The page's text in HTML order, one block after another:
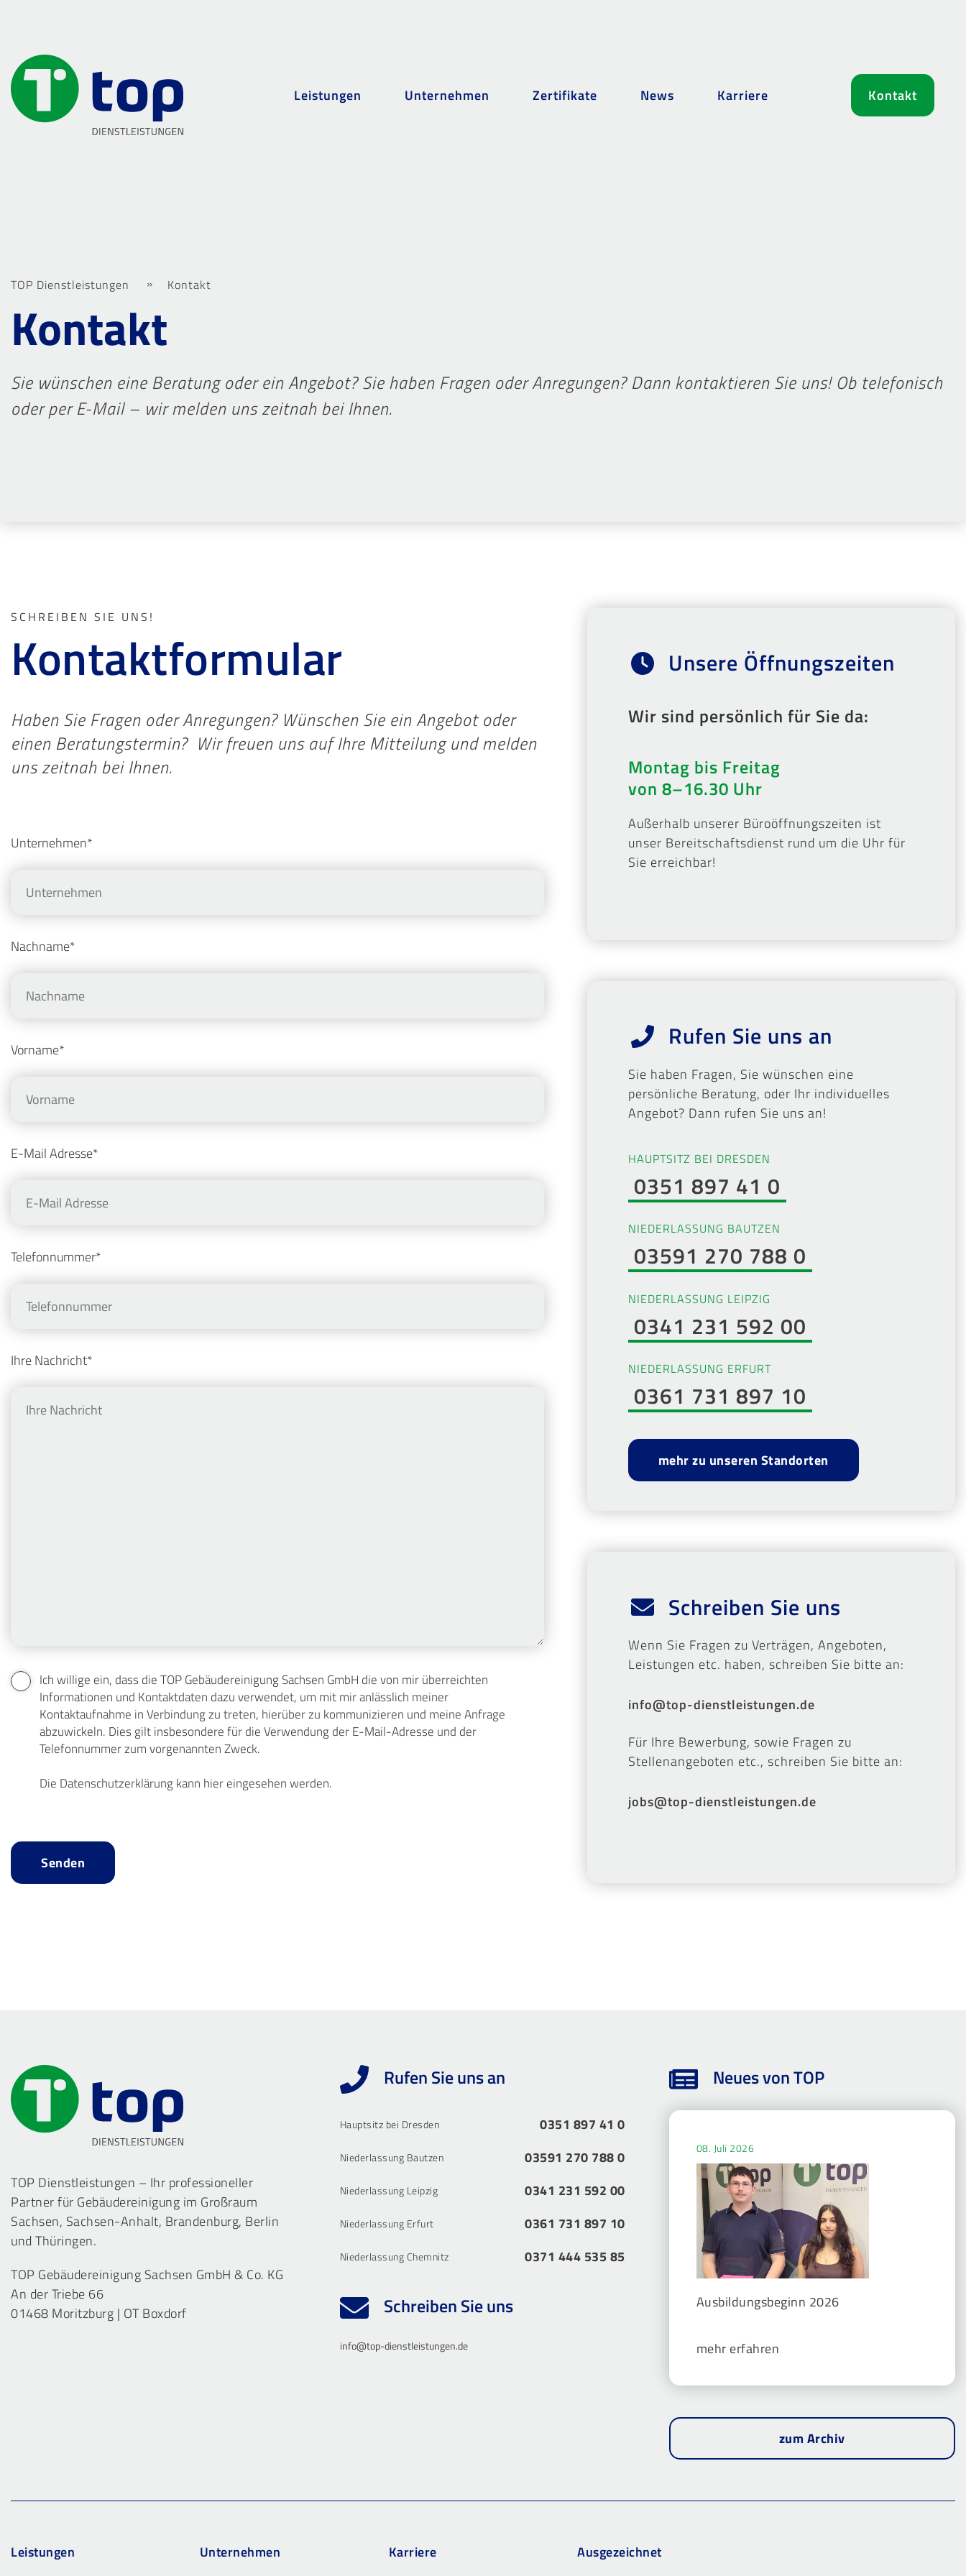
Leistungen Unternehmen Zertifikate News Karriere Kontakt
TOP Dienstleistungen Kontakt
Kontakt
Sie wünschen eine Beratung oder ein Angebot? Sie haben Fragen oder Anregungen? Dann kontaktieren Sie uns! Ob telefonisch
oder per E-Mail – wir melden uns zeitnah bei Ihnen.
SCHREIBEN SIE UNS!
Kontaktformular
Haben Sie Fragen oder Anregungen? Wünschen Sie ein Angebot oder
einen Beratungstermin? Wir freuen uns auf Ihre Mitteilung und melden
uns zeitnah bei Ihnen.
Unternehmen*
Nachname*
Vorname*
E-Mail Adresse*
Telefonnummer*
Ihre Nachricht*
Ich willige ein, dass die TOP Gebäudereinigung Sachsen GmbH die von mir überreichten
Informationen und Kontaktdaten dazu verwendet, um mit mir anlässlich meiner
Kontaktaufnahme in Verbindung zu treten, hierüber zu kommunizieren und meine Anfrage
abzuwickeln. Dies gilt insbesondere für die Verwendung der E-Mail-Adresse und der
Telefonnummer zum vorgenannten Zweck.
Die Datenschutzerklärung kann hier eingesehen werden.
Senden
Unsere Öffnungszeiten
Wir sind persönlich für Sie da:
Montag bis Freitag
von 8–16.30 Uhr
Außerhalb unserer Büroöffnungszeiten ist
unser Bereitschaftsdienst rund um die Uhr für
Sie erreichbar!
Rufen Sie uns an
Sie haben Fragen, Sie wünschen eine
persönliche Beratung, oder Ihr individuelles
Angebot? Dann rufen Sie uns an!
HAUPTSITZ BEI DRESDEN
0351 897 41 0
NIEDERLASSUNG BAUTZEN
03591 270 788 0
NIEDERLASSUNG LEIPZIG
0341 231 592 00
NIEDERLASSUNG ERFURT
0361 731 897 10
mehr zu unseren Standorten
Schreiben Sie uns
Wenn Sie Fragen zu Verträgen, Angeboten,
Leistungen etc. haben, schreiben Sie bitte an:
info@top-dienstleistungen.de
Für Ihre Bewerbung, sowie Fragen zu
Stellenangeboten etc., schreiben Sie bitte an:
jobs@top-dienstleistungen.de
TOP Dienstleistungen – Ihr professioneller
Partner für Gebäudereinigung im Großraum
Sachsen, Sachsen-Anhalt, Brandenburg, Berlin
und Thüringen.
TOP Gebäudereinigung Sachsen GmbH & Co. KG
An der Triebe 66
01468 Moritzburg | OT Boxdorf
Rufen Sie uns an
Hauptsitz bei Dresden 0351 897 41 0
Niederlassung Bautzen 03591 270 788 0
Niederlassung Leipzig 0341 231 592 00
Niederlassung Erfurt 0361 731 897 10
Niederlassung Chemnitz 0371 444 535 85
Schreiben Sie uns
info@top-dienstleistungen.de
Neues von TOP
08. Juli 2026
Ausbildungsbeginn 2026
mehr erfahren
zum Archiv
Leistungen Unternehmen Karriere Ausgezeichnet